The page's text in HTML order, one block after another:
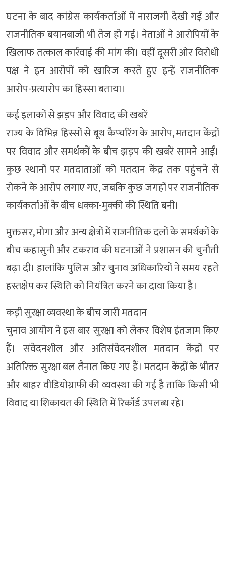
घटना के बाद कांग्रेस कार्यकर्ताओं में नाराजगी देखी गई और
राजनीतिक बयानबाजी भी तेज हो गई। नेताओं ने आरोपियों के
खिलाफ तत्काल कार्रवाई की मांग की। वहीं दूसरी ओर विरोधी
पक्ष ने इन आरोपों को खारिज करते हुए इन्हें राजनीतिक
आरोप-प्रत्यारोप का हिस्सा बताया।
कई इलाकों से झड़प और विवाद की खबरें
राज्य के विभिन्न हिस्सों से बूथ कैप्चरिंग के आरोप, मतदान केंद्रों
पर विवाद और समर्थकों के बीच झड़प की खबरें सामने आईं।
कुछ स्थानों पर मतदाताओं को मतदान केंद्र तक पहुंचने से
रोकने के आरोप लगाए गए, जबकि कुछ जगहों पर राजनीतिक
कार्यकर्ताओं के बीच धक्का-मुक्की की स्थिति बनी।
मुक्तसर, मोगा और अन्य क्षेत्रों में राजनीतिक दलों के समर्थकों के
बीच कहासुनी और टकराव की घटनाओं ने प्रशासन की चुनौती
बढ़ा दी। हालांकि पुलिस और चुनाव अधिकारियों ने समय रहते
हस्तक्षेप कर स्थिति को नियंत्रित करने का दावा किया है।
कड़ी सुरक्षा व्यवस्था के बीच जारी मतदान
चुनाव आयोग ने इस बार सुरक्षा को लेकर विशेष इंतजाम किए
हैं। संवेदनशील और अतिसंवेदनशील मतदान केंद्रों पर
अतिरिक्त सुरक्षा बल तैनात किए गए हैं। मतदान केंद्रों के भीतर
और बाहर वीडियोग्राफी की व्यवस्था की गई है ताकि किसी भी
विवाद या शिकायत की स्थिति में रिकॉर्ड उपलब्ध रहे।